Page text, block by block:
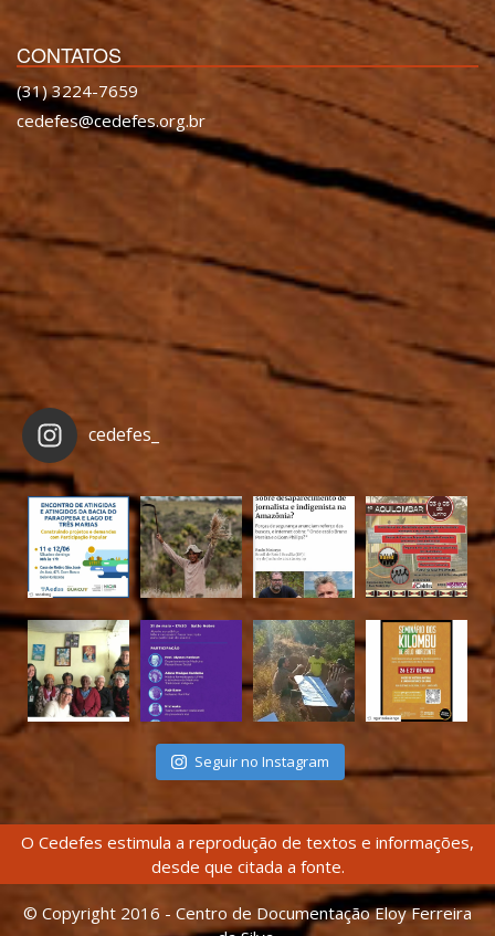
CONTATOS
(31) 3224-7659
cedefes@cedefes.org.br
cedefes_
Seguir no Instagram
O Cedefes estimula a reprodução de textos e informações,
desde que citada a fonte.
© Copyright 2016 - Centro de Documentação Eloy Ferreira